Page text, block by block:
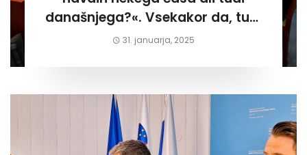
današnjega?«. Vsekakor da, tudi
današnjega«
31. januarja, 2025